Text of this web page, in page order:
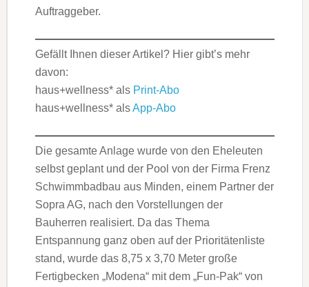
Auftraggeber.
Gefällt Ihnen dieser Artikel? Hier gibt’s mehr
davon:
haus+wellness* als Print-Abo
haus+wellness* alsApp-Abo
Die gesamte Anlage wurde von den Eheleuten
selbst geplant und der Pool von der Firma Frenz
Schwimmbadbau aus Minden, einem Partner der
Sopra AG, nach den Vorstellungen der
Bauherren realisiert. Da das Thema
Entspannung ganz oben auf der Prioritätenliste
stand, wurde das 8,75 x 3,70 Meter große
Fertigbecken „Modena“ mit dem „Fun-Pak“ von